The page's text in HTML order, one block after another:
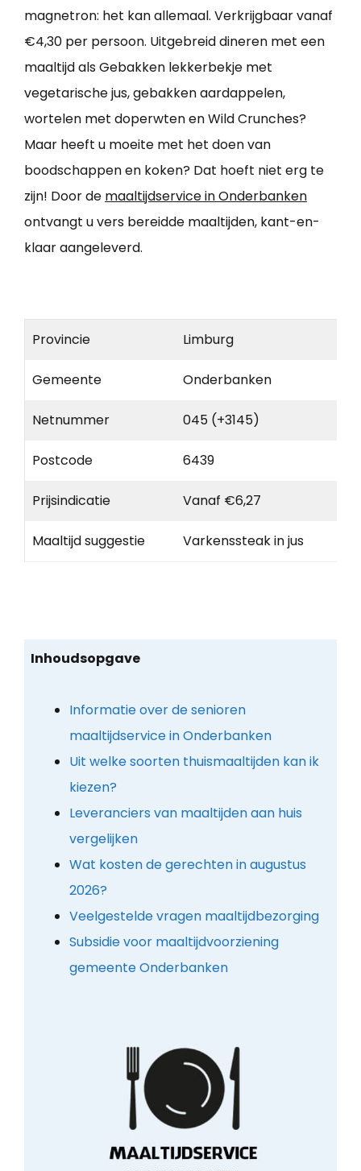
magnetron: het kan allemaal. Verkrijgbaar vanaf
€4,30 per persoon. Uitgebreid dineren met een
maaltijd als Gebakken lekkerbekje met
vegetarische jus, gebakken aardappelen,
wortelen met doperwten en Wild Crunches?
Maar heeft u moeite met het doen van
boodschappen en koken? Dat hoeft niet erg te
zijn! Door de maaltijdservice in Onderbanken
ontvangt u vers bereidde maaltijden, kant-en-
klaar aangeleverd.
Provincie Limburg
Gemeente Onderbanken
Netnummer 045 (+3145)
Postcode 6439
Prijsindicatie Vanaf €6,27
Maaltijd suggestie Varkenssteak in jus
Inhoudsopgave
Informatie over de senioren
maaltijdservice in Onderbanken
Uit welke soorten thuismaaltijden kan ik
kiezen?
Leveranciers van maaltijden aan huis
vergelijken
Wat kosten de gerechten in augustus
2026?
Veelgestelde vragen maaltijdbezorging
Subsidie voor maaltijdvoorziening
gemeente Onderbanken